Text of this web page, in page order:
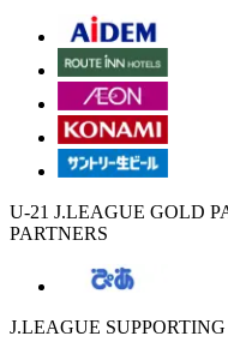
U-21 J.LEAGUE GOLD
PARTNERS
J.LEAGUE